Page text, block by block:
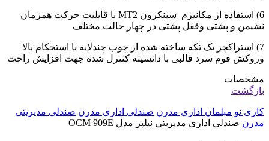
6) استفاده از مکانیزم سینکرون MT2 با قابلیت حرکت همزمان
نشیمن و پشتی وقفل پشتی در چهار حالت مختلف
7) استراکچر یک تکه ساخته شده از چوب چندلایه با استحکام بالا
وروکش فوم سرد قالبی با دانسیته کنترل شده جهت افزایش راحت
مشخصات
بازگشت
کاری نو مبلمان اداری مدرن صندلی اداری مدرن صندلی مدیریتی
مدرن صندلی اداری مدیریتی نیلپر مدل OCM 909E